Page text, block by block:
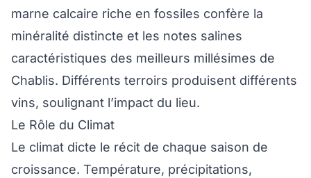
marne calcaire riche en fossiles confère la
minéralité distincte et les notes salines
caractéristiques des meilleurs millésimes de
Chablis. Différents terroirs produisent différents
vins, soulignant l’impact du lieu.
Le Rôle du Climat
Le climat dicte le récit de chaque saison de
croissance. Température, précipitations,